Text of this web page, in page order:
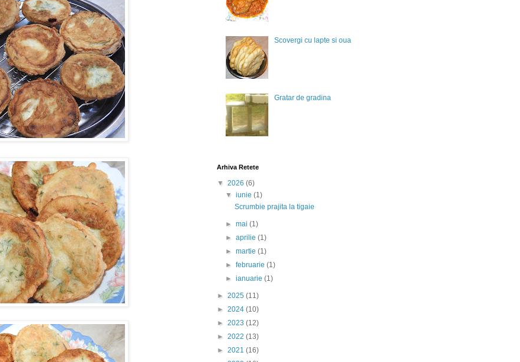
Scovergi cu lapte si oua
Gratar de gradina
Arhiva Retete
▼ 2026 (6)
▼iunie(1)
Scrumbie prajita la tigaie
►mai(1)
►aprilie(1)
►martie(1)
►februarie(1)
►ianuarie(1)
► 2025 (11)
► 2024 (10)
► 2023 (12)
► 2022 (13)
► 2021 (16)